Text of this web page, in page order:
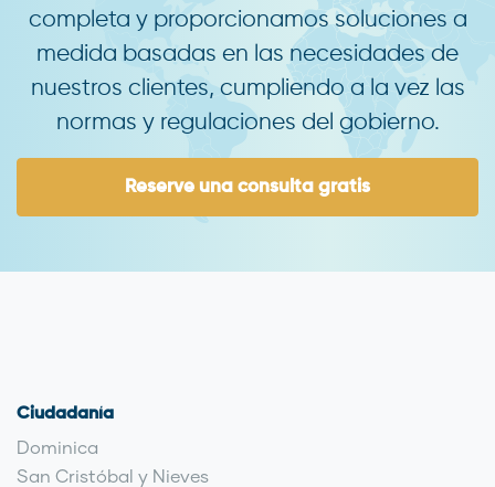
completa y proporcionamos soluciones a
medida basadas en las necesidades de
nuestros clientes, cumpliendo a la vez las
normas y regulaciones del gobierno.
Reserve una consulta gratis
Ciudadanía
Dominica
San Cristóbal y Nieves